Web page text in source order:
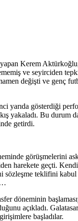
yapan Kerem
ve seyirciden
değişti ve genç
yarıda gösterdiği
yakaladı. Bu durum
getirdi.
görüşmelerini
harekete geçti.
sözleşme teklifini
döneminin
açıkladı.
başladılar.